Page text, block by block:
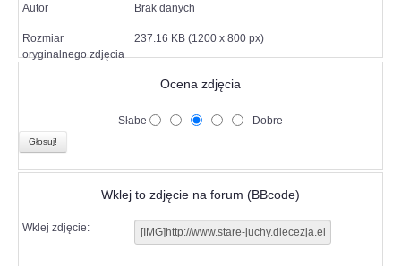
Autor Brak danych
Rozmiar
oryginalnego zdjęcia
237.16 KB (1200 x 800 px)
Ocena zdjęcia
Słabe Dobre
Wklej to zdjęcie na forum (BBcode)
Wklej zdjęcie: